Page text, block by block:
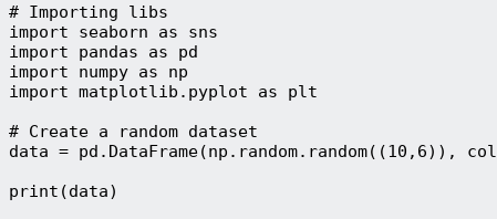
# Importing libs
import seaborn as sns
import pandas as pd
import numpy as np
import matplotlib.pyplot as plt
# Create a random dataset
data = pd.DataFrame(np.random.random((10,6)),
print(data)